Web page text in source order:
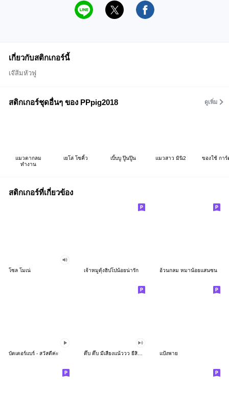
เกี่ยวกับสติกเกอร์นี้
เจ๊ส้มหัวฟู
สติกเกอร์ชุดอื่นๆ ของ PPpig2018 ดูเพิ่ม
แมวตากลม
ทำงาน
เยโล่ โซคิ้ว เบิ้บบู ปู๊นปู๊น แมวสาว มินิ2 ของใช้ กา
สติกเกอร์ที่เกี่ยวข้อง
โซล โมเน่ เจ้าหมูดุ้งฮิปโปน้อยน่ารัก อ้วนกลม หมาน้อยแสนซน
บัตเตอร์แบร์ - สวัสดีค่ะ แป้งพาย